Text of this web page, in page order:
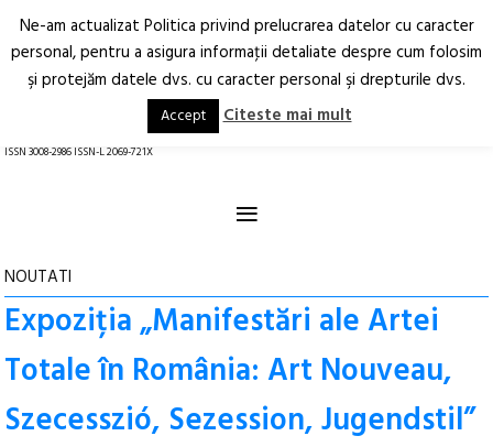
Arhitectură.
Oraș.
RO EN
ISSN 3008-2986 ISSN-L 2069-721X
≡
NOUTATI
Expoziția „Manifestări ale Artei
Totale în România: Art Nouveau,
Szecesszió, Sezession, Jugendstil”
Ne-am actualizat Politica privind prelucrarea datelor cu caracter
personal, pentru a asigura informaţii detaliate despre cum folosim
şi protejăm datele dvs. cu caracter personal şi drepturile dvs.
Accept Citeste mai mult